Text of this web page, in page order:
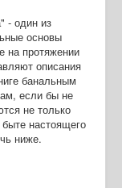
- один из
основы
на протяжении
описания
банальным
если бы не
не только
настоящего
ниже.